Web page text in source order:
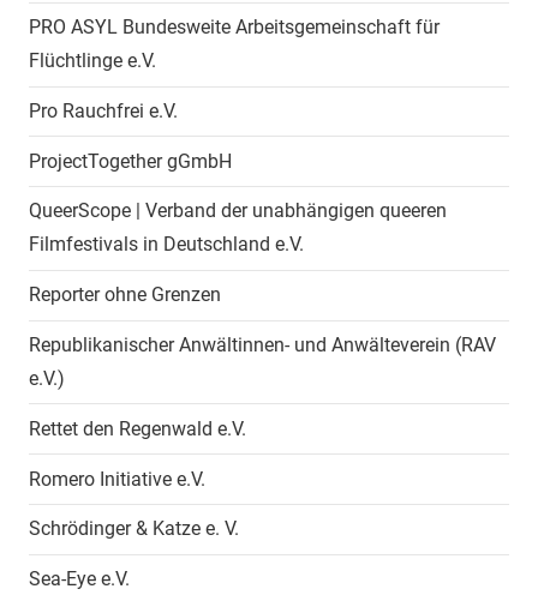
PRO ASYL Bundesweite Arbeitsgemeinschaft für
Flüchtlinge e.V.
Pro Rauchfrei e.V.
ProjectTogether gGmbH
QueerScope | Verband der unabhängigen queeren
Filmfestivals in Deutschland e.V.
Reporter ohne Grenzen
Republikanischer Anwältinnen- und Anwälteverein (RAV
e.V.)
Rettet den Regenwald e.V.
Romero Initiative e.V.
Schrödinger & Katze e. V.
Sea-Eye e.V.